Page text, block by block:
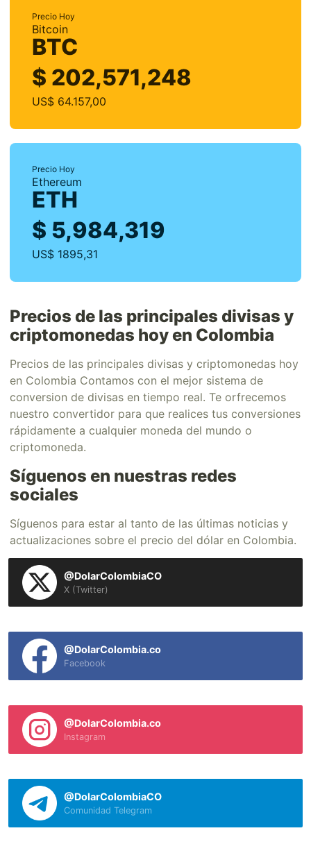
Precio Hoy
Bitcoin
BTC
$ 202,571,248
US$ 64.157,00
Precio Hoy
Ethereum
ETH
$ 5,984,319
US$ 1895,31
Precios de las principales divisas y
criptomonedas hoy en Colombia
Precios de las principales divisas y criptomonedas hoy
en Colombia Contamos con el mejor sistema de
conversion de divisas en tiempo real. Te orfrecemos
nuestro convertidor para que realices tus conversiones
rápidamente a cualquier moneda del mundo o
criptomoneda.
Síguenos en nuestras redes
sociales
Síguenos para estar al tanto de las últimas noticias y
actualizaciones sobre el precio del dólar en Colombia.
@DolarColombiaCO
X (Twitter)
@DolarColombia.co
Facebook
@DolarColombia.co
Instagram
@DolarColombiaCO
Comunidad Telegram